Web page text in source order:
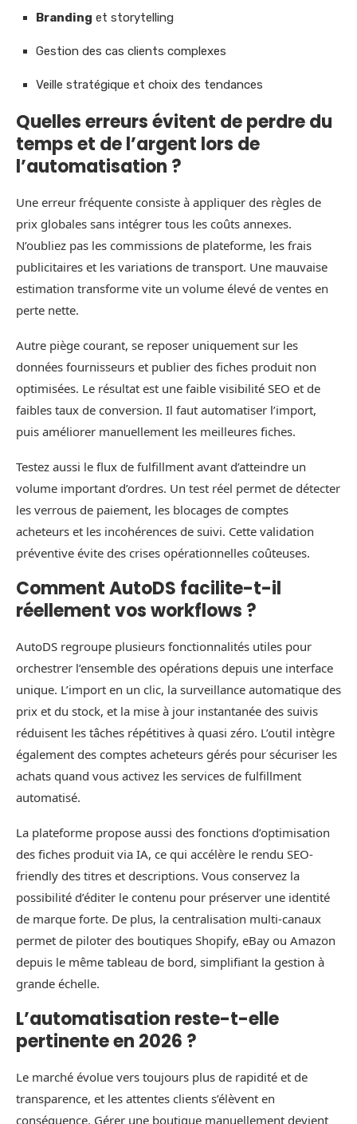
Branding et storytelling
Gestion des cas clients complexes
Veille stratégique et choix des tendances
Quelles erreurs évitent de perdre du
temps et de l’argent lors de
l’automatisation ?
Une erreur fréquente consiste à appliquer des règles de
prix globales sans intégrer tous les coûts annexes.
N’oubliez pas les commissions de plateforme, les frais
publicitaires et les variations de transport. Une mauvaise
estimation transforme vite un volume élevé de ventes en
perte nette.
Autre piège courant, se reposer uniquement sur les
données fournisseurs et publier des fiches produit non
optimisées. Le résultat est une faible visibilité SEO et de
faibles taux de conversion. Il faut automatiser l’import,
puis améliorer manuellement les meilleures fiches.
Testez aussi le flux de fulfillment avant d’atteindre un
volume important d’ordres. Un test réel permet de détecter
les verrous de paiement, les blocages de comptes
acheteurs et les incohérences de suivi. Cette validation
préventive évite des crises opérationnelles coûteuses.
Comment AutoDS facilite-t-il
réellement vos workflows ?
AutoDS regroupe plusieurs fonctionnalités utiles pour
orchestrer l’ensemble des opérations depuis une interface
unique. L’import en un clic, la surveillance automatique des
prix et du stock, et la mise à jour instantanée des suivis
réduisent les tâches répétitives à quasi zéro. L’outil intègre
également des comptes acheteurs gérés pour sécuriser les
achats quand vous activez les services de fulfillment
automatisé.
La plateforme propose aussi des fonctions d’optimisation
des fiches produit via IA, ce qui accélère le rendu SEO-
friendly des titres et descriptions. Vous conservez la
possibilité d’éditer le contenu pour préserver une identité
de marque forte. De plus, la centralisation multi-canaux
permet de piloter des boutiques Shopify, eBay ou Amazon
depuis le même tableau de bord, simplifiant la gestion à
grande échelle.
L’automatisation reste-t-elle
pertinente en 2026 ?
Le marché évolue vers toujours plus de rapidité et de
transparence, et les attentes clients s’élèvent en
conséquence. Gérer une boutique manuellement devient